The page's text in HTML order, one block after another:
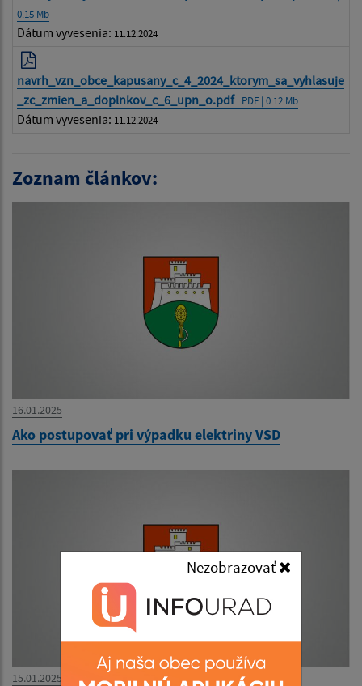
Nezobrazovať
0.15 Mb
Dátum vyvesenia: 11.12.2024
navrh_vzn_obce_kapusany_c_4_2024_ktorym_sa_vyhlasuje
_zc_zmien_a_doplnkov_c_6_upn_o.pdf | PDF | 0.12 Mb
Dátum vyvesenia: 11.12.2024
Zoznam článkov:
16.01.2025
Ako postupovať pri výpadku elektriny VSD
15.01.2025